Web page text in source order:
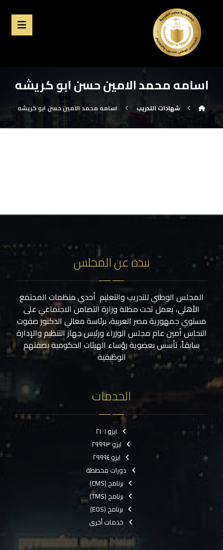
اسامه محمد الامين حسن ابو كريشه
شهادات التدريب اسامه محمد الامين حسن ابو كريشه
نبذة عن المجلس
المجلس الوطني للتدريب والتعليم أحدي منظمات المجتمع
الأهلي، يعمل تحت مظلة وزارة التضامن الاجتماعي على
مستوي جمهورية مصر العربية، برئاسة معالي الدكتور صفوت
النحاس أمين عام مجلس الوزراء ورئيس جهاز التنظيم والإدارة
سابقاً، تأسس بعضوية رؤساء الهيئات الحكومية بصفتهم
الوظيفية
الخدمات
ايزو ٢١٠٠١
ايزو ٢٩٩٩٣
ايزو ٢٩٩٩٤
دورات مخططة
برنامج (CMS)
برنامج (TMS)
برنامج (EOS)
خدمات أخرى